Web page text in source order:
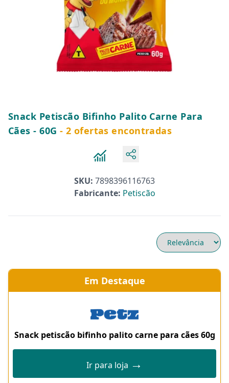
Snack Petiscão Bifinho Palito Carne Para
Cães - 60G - 2 ofertas encontradas
SKU: 7898396116763
Fabricante: Petiscão
Em Destaque
Snack petiscão bifinho palito carne para cães 60g
Ir para loja →